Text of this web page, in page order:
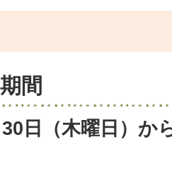
間
日（木曜日）か